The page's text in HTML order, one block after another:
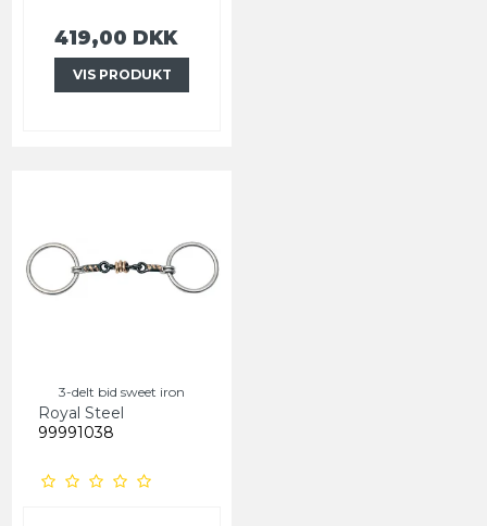
419,00 DKK
VIS PRODUKT
3-delt bid sweet iron
Royal Steel
99991038